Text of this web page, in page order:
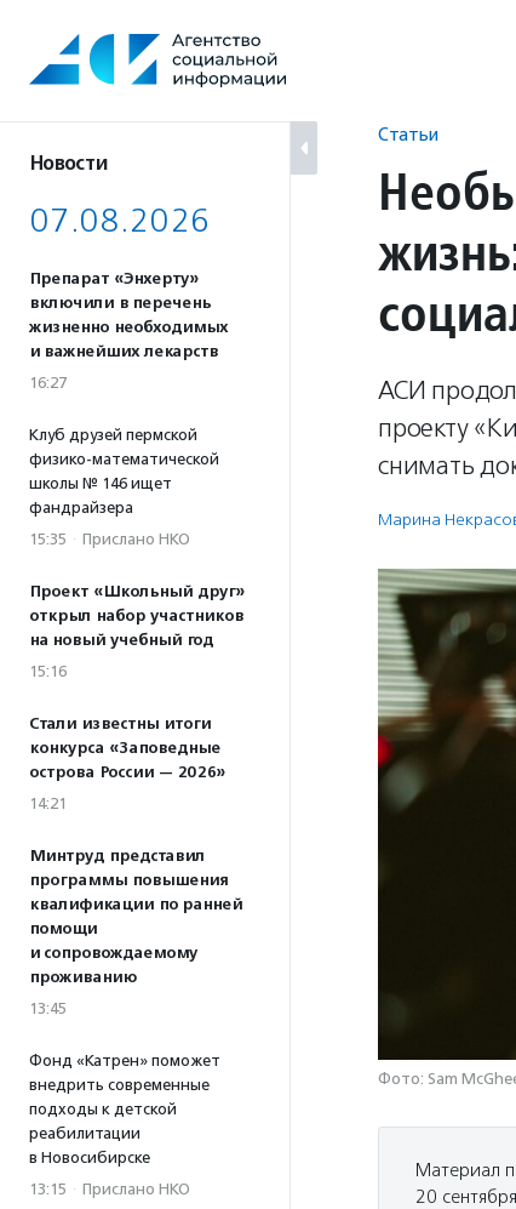
содержанию
Новости
07.08.2026
Препарат «Энхерту»
включили в перечень
жизненно необходимых
и важнейших лекарств
16:27
Клуб друзей пермской
физико-математической
школы № 146 ищет
фандрайзера
15:35 · Прислано НКО
Проект «Школьный друг»
открыл набор участников
на новый учебный год
15:16
Стали известны итоги
конкурса «Заповедные
острова России — 2026»
14:21
Минтруд представил
программы повышения
квалификации по ранней
помощи
и сопровождаемому
проживанию
13:45
Фонд «Катрен» поможет
внедрить современные
подходы к детской
реабилитации
в Новосибирске
13:15 · Прислано НКО
Статьи
АСИ
проекту
снимать
Марина
Фото: Sam
Материал
20